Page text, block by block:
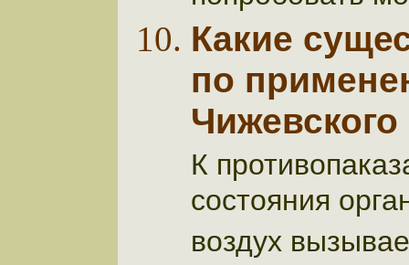
Какие
по
Чижевского
К
состояния
воздух